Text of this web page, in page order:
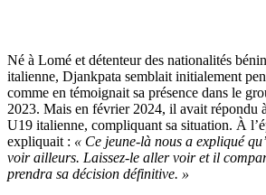
Né à Lomé et détenteur des nationalités
italienne, Djankpata semblait initialement
comme en témoignait sa présence dans le
2023. Mais en février 2024, il avait répondu
U19 italienne, compliquant sa situation. À
expliquait : « Ce jeune-là nous a expliqué
voir ailleurs. Laissez-le aller voir et il
prendra sa décision définitive. »